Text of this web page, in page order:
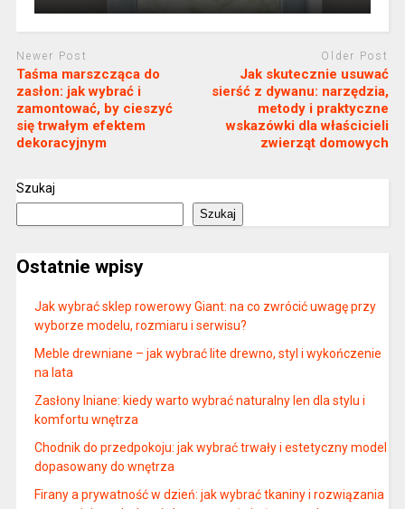
Newer Post
Taśma marszcząca do
zasłon: jak wybrać i
zamontować, by cieszyć
się trwałym efektem
dekoracyjnym
Older Post
Jak skutecznie usuwać
sierść z dywanu: narzędzia,
metody i praktyczne
wskazówki dla właścicieli
zwierząt domowych
Szukaj
Szukaj
Ostatnie wpisy
Jak wybrać sklep rowerowy Giant: na co zwrócić uwagę przy
wyborze modelu, rozmiaru i serwisu?
Meble drewniane – jak wybrać lite drewno, styl i wykończenie
na lata
Zasłony lniane: kiedy warto wybrać naturalny len dla stylu i
komfortu wnętrza
Chodnik do przedpokoju: jak wybrać trwały i estetyczny model
dopasowany do wnętrza
Firany a prywatność w dzień: jak wybrać tkaniny i rozwiązania